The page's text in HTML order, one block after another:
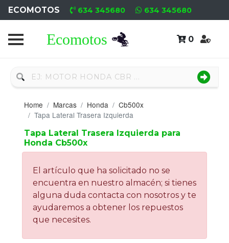
ECOMOTOS 634 345680 634 345680
0
Home
Nuevo
Neumáticos
Campa
Nuevos
Motores
Usados
Home Marcas Honda
Cb500x
Tapa Lateral Trasera Izquierda
Tapa Lateral Trasera Izquierda para
Honda Cb500x
El artículo que ha solicitado no se
encuentra en nuestro almacén; si tienes
alguna duda contacta con nosotros y te
ayudaremos a obtener los repuestos
que necesites.